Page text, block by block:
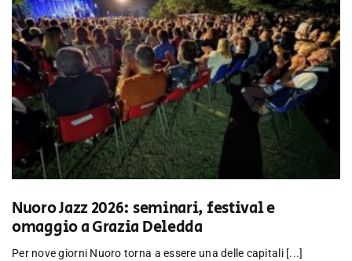
Nuoro Jazz 2026: seminari, festival e
omaggio a Grazia Deledda
Per nove giorni Nuoro torna a essere una delle capitali [...]